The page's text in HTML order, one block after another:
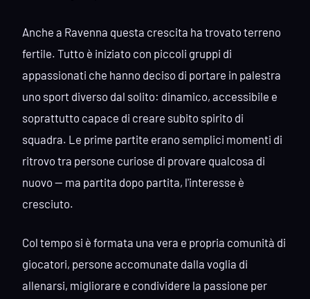
Anche a Ravenna questa crescita ha trovato terreno
fertile. Tutto è iniziato con piccoli gruppi di
appassionati che hanno deciso di portare in palestra
uno sport diverso dal solito: dinamico, accessibile e
soprattutto capace di creare subito spirito di
squadra. Le prime partite erano semplici momenti di
ritrovo tra persone curiose di provare qualcosa di
nuovo — ma partita dopo partita, l'interesse è
cresciuto.
Col tempo si è formata una vera e propria comunità di
giocatori, persone accomunate dalla voglia di
allenarsi, migliorare e condividere la passione per